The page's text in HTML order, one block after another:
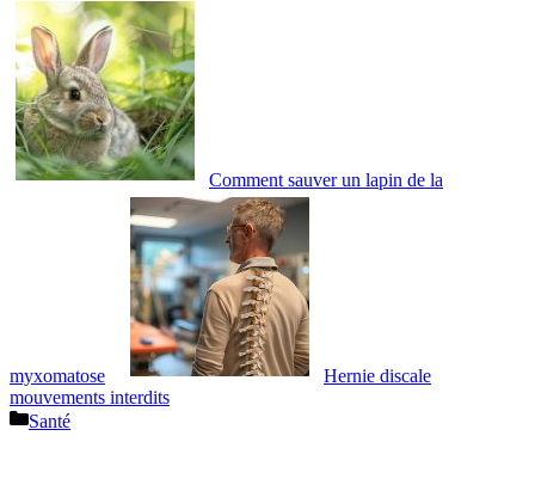
Comment sauver un lapin de la
myxomatose
Hernie discale
mouvements interdits
Catégories
Santé